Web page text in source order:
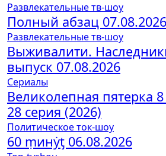
Развлекательные тв-шоу
Полный абзац 07.08.2026
Развлекательные тв-шоу
Выживалити.
выпуск 07.08.2026
Сериалы
Великолепная пятерка 8
28 серия (2026)
Политическое ток-шоу
60 ṃинẏƫ 06.08.2026